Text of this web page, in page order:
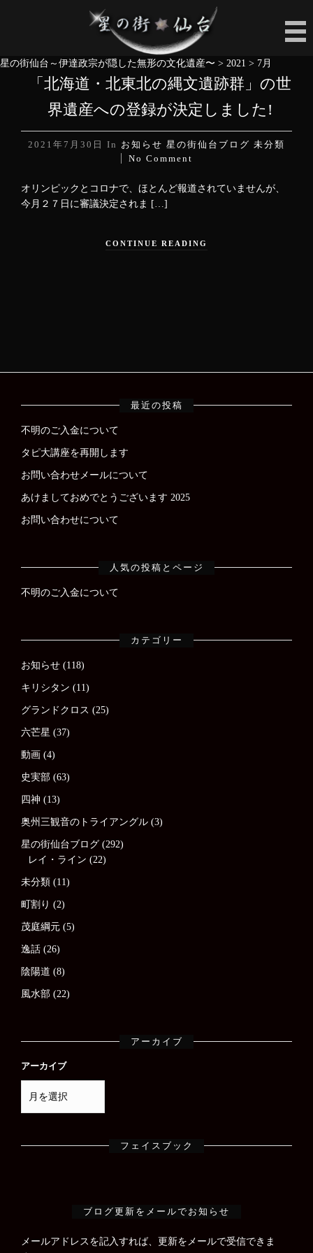
星の街仙台～伊達政宗が隠した無形の文化遺産〜 > 2021 > 7月
「北海道・北東北の縄文遺跡群」の世
界遺産への登録が決定しました!
2021年7月30日 In お知らせ 星の街仙台ブログ 未分類
No Comment
オリンピックとコロナで、ほとんど報道されていませんが、
今月２７日に審議決定されま […]
CONTINUE READING
最近の投稿
不明のご入金について
タピ大講座を再開します
お問い合わせメールについて
あけましておめでとうございます 2025
お問い合わせについて
人気の投稿とページ
不明のご入金について
カテゴリー
お知らせ (118)
キリシタン (11)
グランドクロス (25)
六芒星 (37)
動画 (4)
史実部 (63)
四神 (13)
奥州三観音のトライアングル (3)
星の街仙台ブログ (292)
レイ・ライン (22)
未分類 (11)
町割り (2)
茂庭綱元 (5)
逸話 (26)
陰陽道 (8)
風水部 (22)
アーカイブ
アーカイブ
フェイスブック
ブログ更新をメールでお知らせ
メールアドレスを記入すれば、更新をメールで受信できま